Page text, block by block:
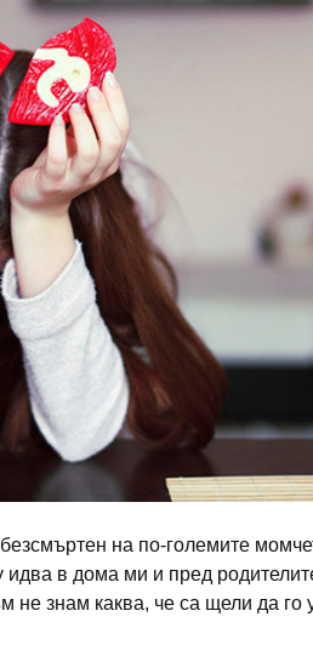
на по-големите
в дома ми и пред
не знам каква, че са щели да го